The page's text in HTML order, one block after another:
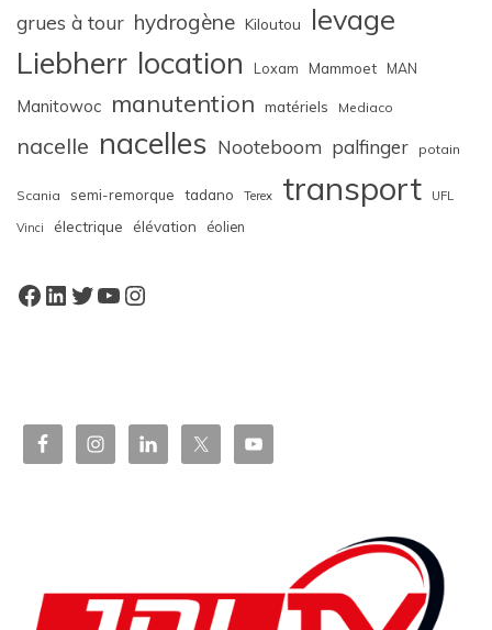
grues à tour hydrogène Kiloutou levage
Liebherr location Loxam Mammoet MAN
Manitowoc manutention matériels Mediaco
nacelle nacelles Nooteboom palfinger potain
Scania semi-remorque tadano Terex transport UFL
Vinci électrique élévation éolien
Facebook
LinkedIn
Twitter
YouTube
Instagram